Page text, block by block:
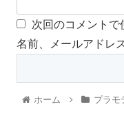
次回のコメント
名前、メールアドレ
ホーム プラモ